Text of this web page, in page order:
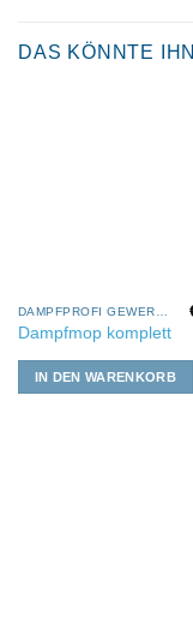
DAS KÖNNTE
Dampfmop komplett
IN DEN WARENKORB